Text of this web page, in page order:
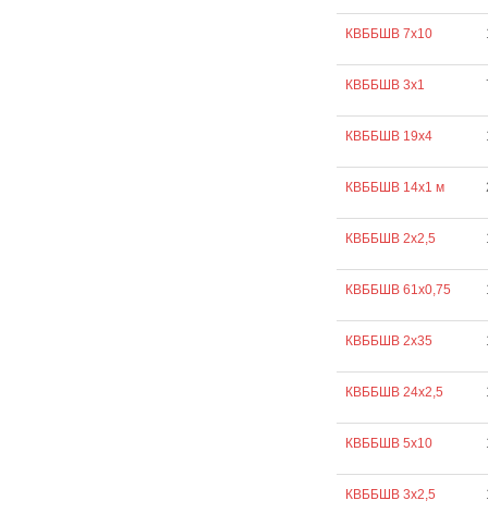
КВББШВ 7х10
КВББШВ 3х1
КВББШВ 19х4
КВББШВ 14х1 м
КВББШВ 2х2,5
КВББШВ 61х0,75
КВББШВ 2х35
КВББШВ 24х2,5
КВББШВ 5х10
КВББШВ 3х2,5